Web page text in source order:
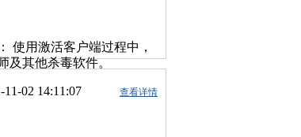
，来恢复我们电脑的使
。
要关机，大约需要十几二
步，如果一次没有成功，
更新： 1、正常进入
的菜单也要少很多，所
首先点开【开始】菜单，
口中列出的是系统中的服
闭了。 5、像平时使用一
使用激活客户端过程中，
及其他杀毒软件。
11-02 14:11:07 查看详情